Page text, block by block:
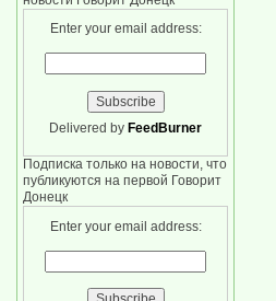
Enter your email address:
Delivered by FeedBurner
Подписка только на новости, что
публикуются на первой Говорит
Донецк
Enter your email address: